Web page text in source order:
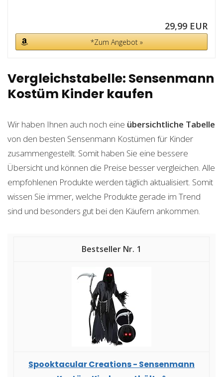
29,99 EUR
*Zum Angebot »
Vergleichstabelle: Sensenmann
Kostüm Kinder kaufen
Wir haben Ihnen auch noch eine übersichtliche Tabelle
von den besten Sensenmann Kostümen für Kinder
zusammengestellt. Somit haben Sie eine bessere
Übersicht und können die Preise besser vergleichen. Alle
empfohlenen Produkte werden täglich aktualisiert. Somit
wissen Sie immer, welche Produkte gerade im Trend
sind und besonders gut bei den Käufern ankommen.
1
Spooktacular Creations - Sensenmann